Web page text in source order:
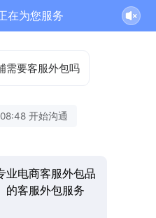
在为您服务
需要客服外包吗
开始沟通
业电商客服外包品
的客服外包服务